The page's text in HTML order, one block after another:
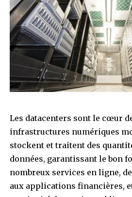
Les datacenters sont le cœur
infrastructures numériques
stockent et traitent des
données, garantissant le bon
nombreux services en ligne,
aux applications financières,